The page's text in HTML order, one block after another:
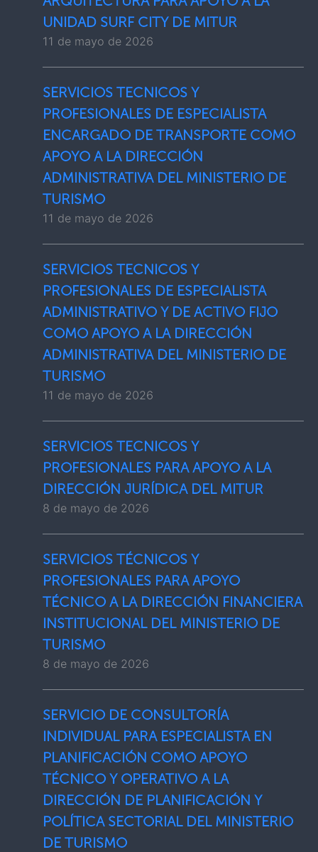
UNIDAD SURF CITY DE MITUR
11 de mayo de 2026
SERVICIOS TECNICOS Y
PROFESIONALES DE ESPECIALISTA
ENCARGADO DE TRANSPORTE COMO
APOYO A LA DIRECCIÓN
ADMINISTRATIVA DEL MINISTERIO DE
TURISMO
11 de mayo de 2026
SERVICIOS TECNICOS Y
PROFESIONALES DE ESPECIALISTA
ADMINISTRATIVO Y DE ACTIVO FIJO
COMO APOYO A LA DIRECCIÓN
ADMINISTRATIVA DEL MINISTERIO DE
TURISMO
11 de mayo de 2026
SERVICIOS TECNICOS Y
PROFESIONALES PARA APOYO A LA
DIRECCIÓN JURÍDICA DEL MITUR
8 de mayo de 2026
SERVICIOS TÉCNICOS Y
PROFESIONALES PARA APOYO
TÉCNICO A LA DIRECCIÓN FINANCIERA
INSTITUCIONAL DEL MINISTERIO DE
TURISMO
8 de mayo de 2026
SERVICIO DE CONSULTORÍA
INDIVIDUAL PARA ESPECIALISTA EN
PLANIFICACIÓN COMO APOYO
TÉCNICO Y OPERATIVO A LA
DIRECCIÓN DE PLANIFICACIÓN Y
POLÍTICA SECTORIAL DEL MINISTERIO
DE TURISMO